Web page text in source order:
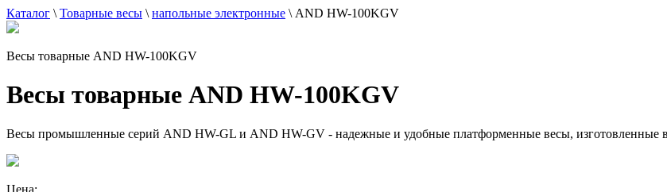
Каталог \ Товарные весы \ напольные электронные \ AND HW-100KGV
Весы товарные AND HW-100KGV
Весы товарные AND HW-100KGV
Весы промышленные серий AND HW-GL и AND HW-GV - надежные и удобные платформенные весы, изготовленные
Цена: